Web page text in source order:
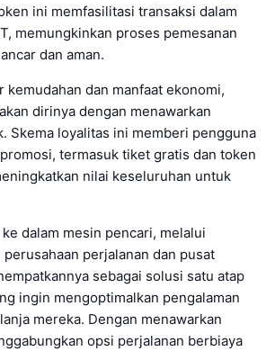
ini memfasilitasi transaksi dalam
memungkinkan proses pemesanan
dan aman.
kemudahan dan manfaat ekonomi,
dirinya dengan menawarkan
Skema loyalitas ini memberi pengguna
termasuk tiket gratis dan token
nilai keseluruhan untuk
dalam mesin pencari, melalui
perjalanan dan pusat
sebagai solusi satu atap
ingin mengoptimalkan pengalaman
mereka. Dengan menawarkan
opsi perjalanan berbiaya